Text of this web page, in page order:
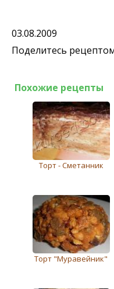
03.08.2009
Поделитесь
Похожие рецепты
Торт - Сметанник
Торт "Муравейник"